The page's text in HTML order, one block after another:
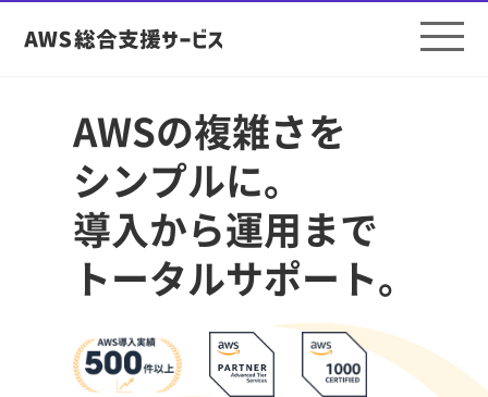
AWSの複雑さを
シンプルに。
導入から運用まで
トータルサポート。